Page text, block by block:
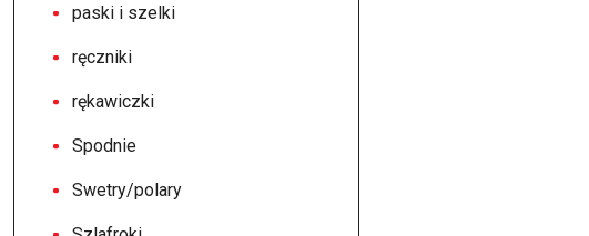
paski i szelki
ręczniki
rękawiczki
Spodnie
Swetry/polary